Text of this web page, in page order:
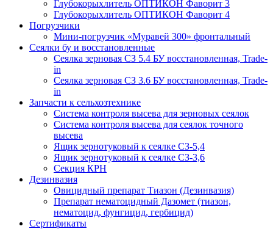
Глубокорыхлитель ОПТИКОН Фаворит 3
Глубокорыхлитель ОПТИКОН Фаворит 4
Погрузчики
Мини-погрузчик «Муравей 300» фронтальный
Сеялки бу и восстановленные
Сеялка зерновая СЗ 5.4 БУ восстановленная, Trade-
in
Сеялка зерновая СЗ 3.6 БУ восстановленная, Trade-
in
Запчасти к сельхозтехнике
Система контроля высева для зерновых сеялок
Система контроля высева для сеялок точного
высева
Ящик зернотуковый к сеялке СЗ-5,4
Ящик зернотуковый к сеялке СЗ-3,6
Секция КРН
Дезинвазия
Овицидный препарат Тиазон (Дезинвазия)
Препарат нематоцидный Дазомет (тиазон,
нематоцид, фунгицид, гербицид)
Сертификаты